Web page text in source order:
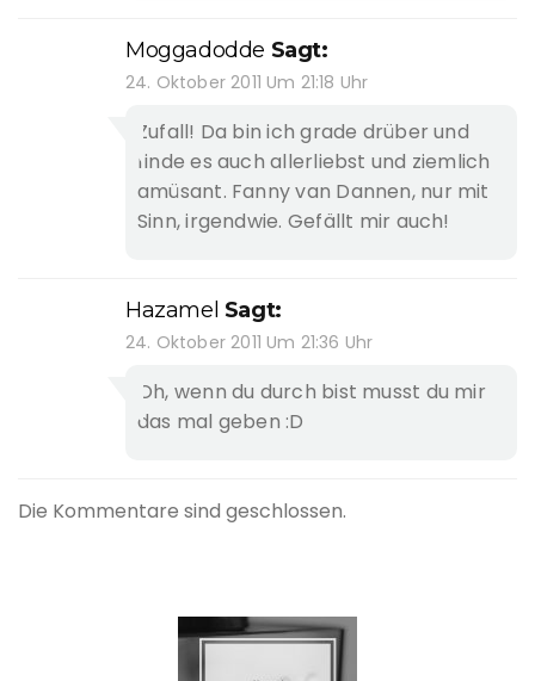
Moggadodde Sagt:
24. Oktober 2011 Um 21:18 Uhr
Zufall! Da bin ich grade drüber und
finde es auch allerliebst und ziemlich
amüsant. Fanny van Dannen, nur mit
Sinn, irgendwie. Gefällt mir auch!
Hazamel Sagt:
24. Oktober 2011 Um 21:36 Uhr
Oh, wenn du durch bist musst du mir
das mal geben :D
Die Kommentare sind geschlossen.